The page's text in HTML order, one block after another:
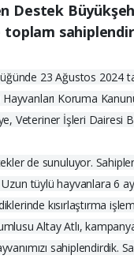
Destek
23 Ağustos 2024
Hayvanları Koruma
Veteriner İşleri Dairesi
de sunuluyor.
tüylü hayvanlara
kısırlaştırma
Altay Atlı,
sahiplendirdik.